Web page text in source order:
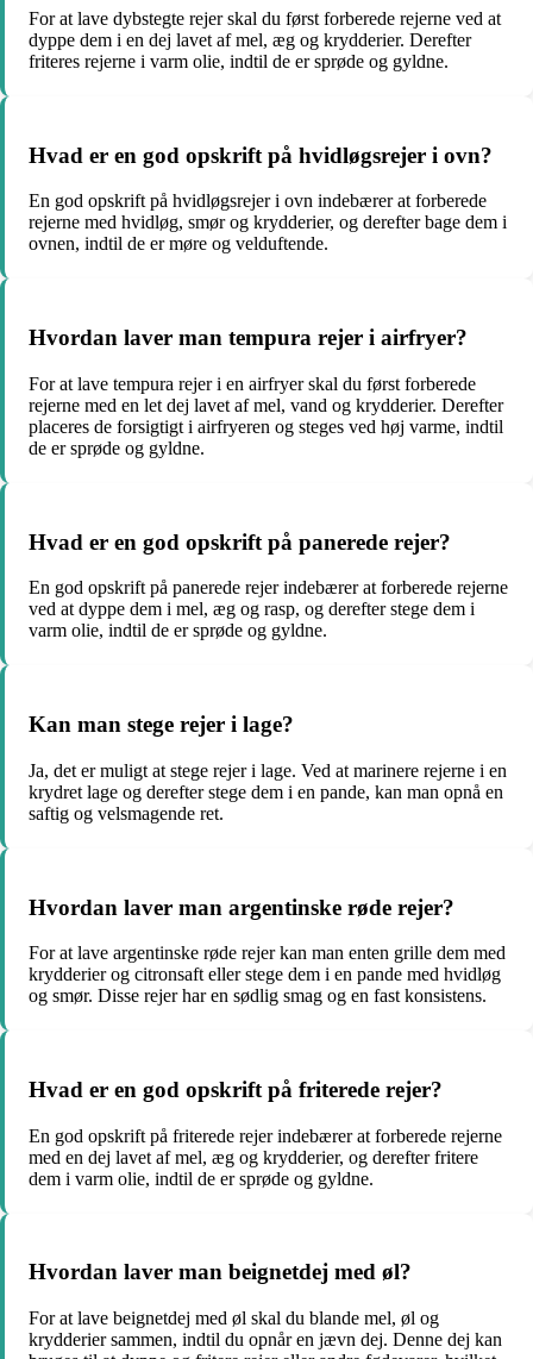
For at lave dybstegte rejer skal du først forberede rejerne ved at
dyppe dem i en dej lavet af mel, æg og krydderier. Derefter
friteres rejerne i varm olie, indtil de er sprøde og gyldne.
Hvad er en god opskrift på hvidløgsrejer i ovn?
En god opskrift på hvidløgsrejer i ovn indebærer at forberede
rejerne med hvidløg, smør og krydderier, og derefter bage dem i
ovnen, indtil de er møre og velduftende.
Hvordan laver man tempura rejer i airfryer?
For at lave tempura rejer i en airfryer skal du først forberede
rejerne med en let dej lavet af mel, vand og krydderier. Derefter
placeres de forsigtigt i airfryeren og steges ved høj varme, indtil
de er sprøde og gyldne.
Hvad er en god opskrift på panerede rejer?
En god opskrift på panerede rejer indebærer at forberede rejerne
ved at dyppe dem i mel, æg og rasp, og derefter stege dem i
varm olie, indtil de er sprøde og gyldne.
Kan man stege rejer i lage?
Ja, det er muligt at stege rejer i lage. Ved at marinere rejerne i en
krydret lage og derefter stege dem i en pande, kan man opnå en
saftig og velsmagende ret.
Hvordan laver man argentinske røde rejer?
For at lave argentinske røde rejer kan man enten grille dem med
krydderier og citronsaft eller stege dem i en pande med hvidløg
og smør. Disse rejer har en sødlig smag og en fast konsistens.
Hvad er en god opskrift på friterede rejer?
En god opskrift på friterede rejer indebærer at forberede rejerne
med en dej lavet af mel, æg og krydderier, og derefter fritere
dem i varm olie, indtil de er sprøde og gyldne.
Hvordan laver man beignetdej med øl?
For at lave beignetdej med øl skal du blande mel, øl og
krydderier sammen, indtil du opnår en jævn dej. Denne dej kan